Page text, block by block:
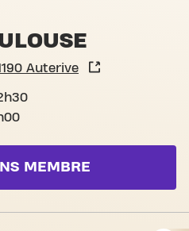
Auterive
MEMBRE